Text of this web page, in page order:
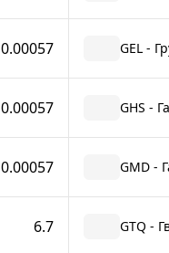
0.00057 GEL -
0.00057 GHS -
0.00057 GMD -
6.7 GTQ -